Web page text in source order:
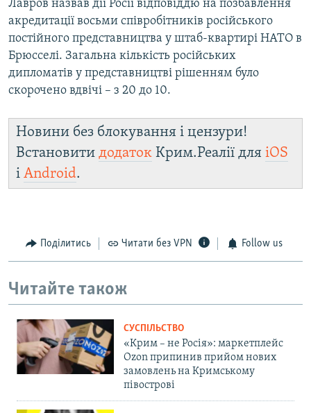
Лавров назвав дії Росії відповіддю на позбавлення
акредитації восьми співробітників російського
постійного представництва у штаб-квартирі НАТО в
Брюсселі. Загальна кількість російських
дипломатів у представництві рішенням було
скорочено вдвічі – з 20 до 10.
Новини без блокування і цензури!
Встановити додаток Крим.Реалії для iOS
і Android.
Поділитись Читати без VPN Follow us
Читайте також
СУСПІЛЬСТВО
«Крим – не Росія»: маркетплейс
Ozon припинив прийом нових
замовлень на Кримському
півострові